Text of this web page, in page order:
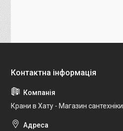
Крани в Хату - Магазин сантехніки